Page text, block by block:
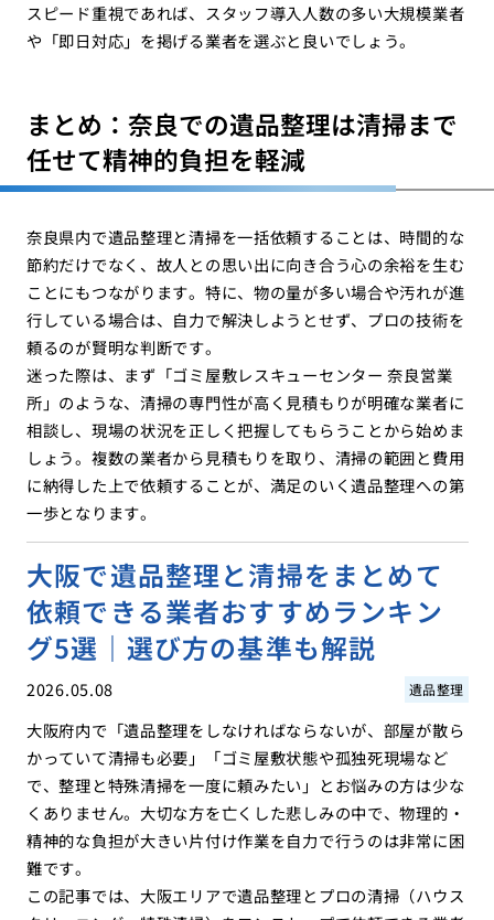
スピード重視であれば、スタッフ導入人数の多い大規模業者
や「即日対応」を掲げる業者を選ぶと良いでしょう。
まとめ：奈良での遺品整理は清掃まで
任せて精神的負担を軽減
奈良県内で遺品整理と清掃を一括依頼することは、時間的な
節約だけでなく、故人との思い出に向き合う心の余裕を生む
ことにもつながります。特に、物の量が多い場合や汚れが進
行している場合は、自力で解決しようとせず、プロの技術を
頼るのが賢明な判断です。
迷った際は、まず「ゴミ屋敷レスキューセンター 奈良営業
所」のような、清掃の専門性が高く見積もりが明確な業者に
相談し、現場の状況を正しく把握してもらうことから始めま
しょう。複数の業者から見積もりを取り、清掃の範囲と費用
に納得した上で依頼することが、満足のいく遺品整理への第
一歩となります。
大阪で遺品整理と清掃をまとめて
依頼できる業者おすすめランキン
グ5選｜選び方の基準も解説
2026.05.08 遺品整理
大阪府内で「遺品整理をしなければならないが、部屋が散ら
かっていて清掃も必要」「ゴミ屋敷状態や孤独死現場など
で、整理と特殊清掃を一度に頼みたい」とお悩みの方は少な
くありません。大切な方を亡くした悲しみの中で、物理的・
精神的な負担が大きい片付け作業を自力で行うのは非常に困
難です。
この記事では、大阪エリアで遺品整理とプロの清掃（ハウス